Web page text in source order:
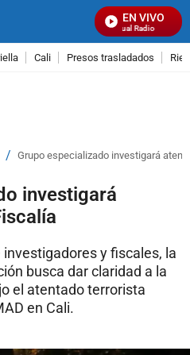
EN VIVO
Señal Visual Radio
Cali Presos trasladados
/ Grupo especializado investigará
investigará
y fiscales, la
busca dar claridad a la
el atentado terrorista
en Cali.